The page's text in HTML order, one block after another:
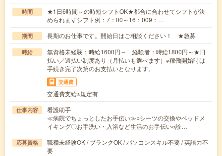
時間
★1日6時間～の時短シフトOK★都合に合わせてシフトが決
められますシフト例：7：00～16：009：…
期間 長期のお仕事です。開始日はご相談ください！ ★急募
時給
無資格未経験：時給1600円～ 経験者：時給1800円～★日
払い／週払い制度あり（月払いも選べます）※稼働開始時は
手続き完了次第のお支払いとなります。
交通費
交通費支給※規定有
仕事内容
看護助手
≪病院でちょっとしたお手伝い≫○シーツの交換やベッドメ
イキング〇お手洗い・入浴など生活のお手伝い○診…
応募資格
職種未経験OK / ブランクOK / パソコンスキル不要 / 英語力不
要